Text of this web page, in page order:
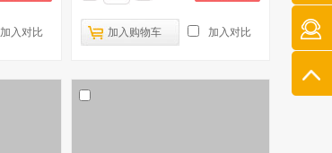
加入对比 加入购物车 加入对比